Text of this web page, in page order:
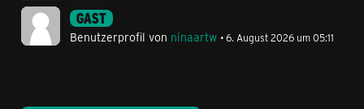
GAST
Benutzerprofil von ninaartw 6. August 2026 um 05:11